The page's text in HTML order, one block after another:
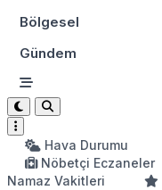
Bölgesel
Gündem
Hava Durumu
Nöbetçi Eczaneler
Namaz Vakitleri